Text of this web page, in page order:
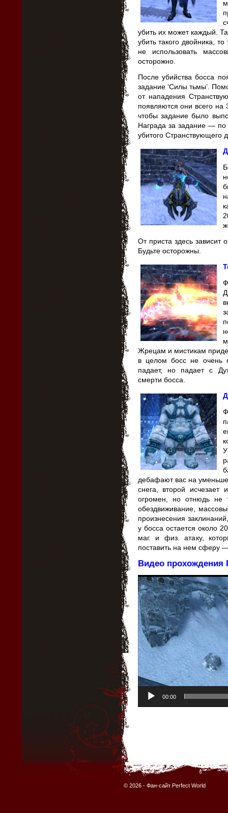
убить их может каждый.
убить такого двойника,
не использовать
осторожно.
После убийства босса
задание ‘Силы тьмы’.
от нападения
появляются они всего на
чтобы задание было
Награда за задание —
убитого Странствующего
От приста здесь зависит
Будьте осторожны.
Жрецам и мистикам
в целом босс не очень
падает, но падает с
смерти босса.
дебафают вас на
снега, второй
огромен, но отнюдь не
обездвиживание,
произнесения
у босса остается около
маг. и физ. атаку,
поставить на нем сферу
Видео прохождения
Видеоплеер
00:00
© 2026 - Фан-сайт Perfect World